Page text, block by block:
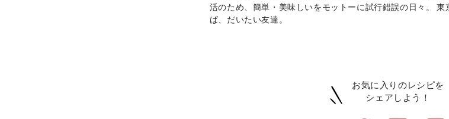
活のため、簡単・美味しいをモットーに試行錯誤の日々。
ば、だいたい友達。
お気に入りのレシピを
シェアしよう！